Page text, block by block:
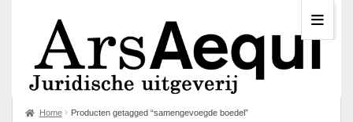
Home Producten getagged “samengevoegde boedel”